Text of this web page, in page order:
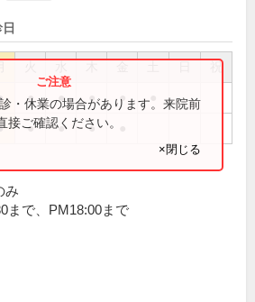
祝
● ● ● ● ●
● ● ●
・休業の場合があります。来院前
接ご確認ください。
×閉じる
み
まで、PM18:00まで